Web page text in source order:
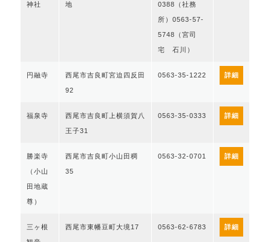
神社 地 0388（社務
所）0563-57-
5748（宮司
宅 石川）
円融寺 西尾市吉良町宮迫四反田
92
0563-35-1222 詳細
福泉寺 西尾市吉良町上横須賀八
王子31
0563-35-0333 詳細
勝楽寺
（小山
田地蔵
尊）
西尾市吉良町小山田稠
35
0563-32-0701 詳細
三ヶ根 西尾市東幡豆町大境17 0563-62-6783 詳細